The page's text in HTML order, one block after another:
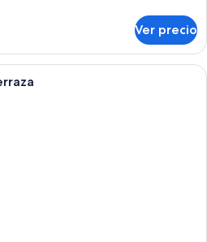
Ver precio
Un sofá con textura, un jarrón con